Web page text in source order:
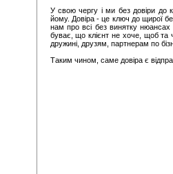
У свою чергу і ми без довіри до
йому. Довіра - це ключ до щирої
нам про всі без винятку нюансах
буває, що клієнт не хоче, щоб та
дружині, друзям, партнерам по
Таким чином, саме довіра є